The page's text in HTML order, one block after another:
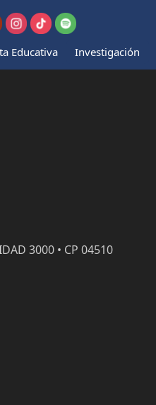
Educativa Investigación
3000 • CP 04510